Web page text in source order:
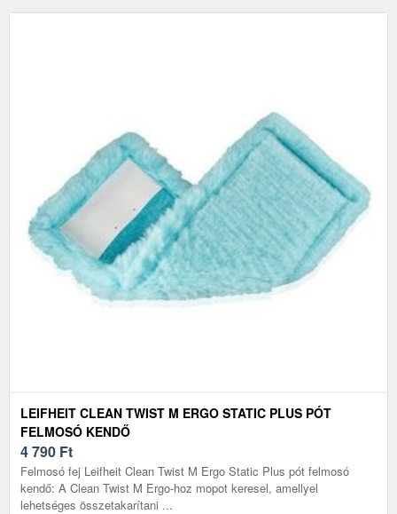
LEIFHEIT CLEAN TWIST M ERGO STATIC PLUS PÓT
FELMOSÓ KENDŐ
4 790 Ft
Felmosó fej Leifheit Clean Twist M Ergo Static Plus pót felmosó
kendő: A Clean Twist M Ergo-hoz mopot keresel, amellyel
lehetséges összetakarítani ...